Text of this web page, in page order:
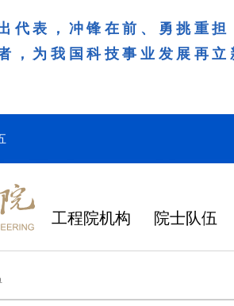
代表，冲锋在前、勇挑重
，为我国科技事业发展再立
工程院机构 院士队伍